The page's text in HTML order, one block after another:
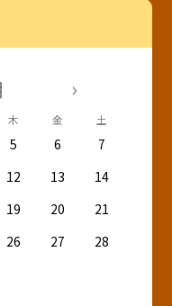
木 金 土
5 6
7
12 13
14
19 20
21
26 27
28